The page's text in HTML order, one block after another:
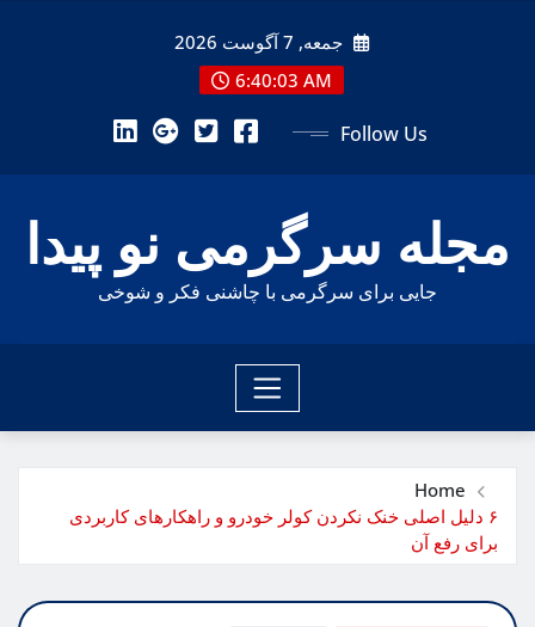
جمعه, 7 آگوست 2026
6:40:04 AM
Follow Us
مجله سرگرمی نو پیدا
جایی برای سرگرمی با چاشنی فکر و شوخی
Home
۶ دلیل اصلی خنک نکردن کولر خودرو و راهکارهای کاربردی
برای رفع آن